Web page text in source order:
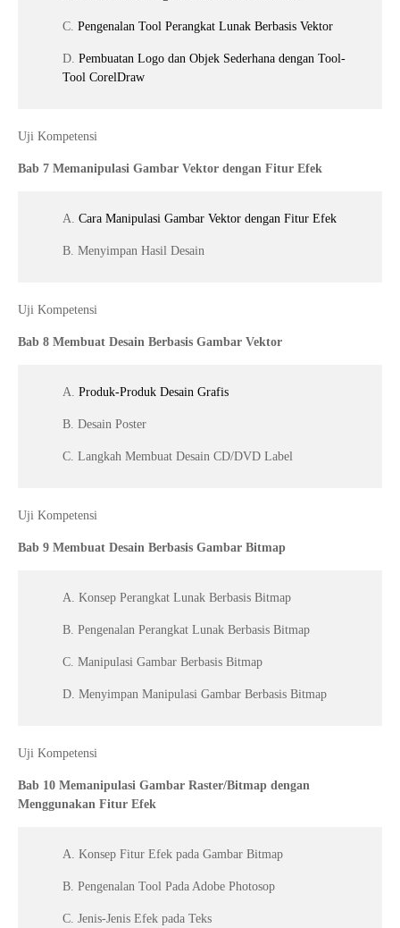
C. Pengenalan Tool Perangkat Lunak Berbasis Vektor
D. Pembuatan Logo dan Objek Sederhana dengan Tool-
Tool CorelDraw
Uji Kompetensi
Bab 7 Memanipulasi Gambar Vektor dengan Fitur Efek
A. Cara Manipulasi Gambar Vektor dengan Fitur Efek
B. Menyimpan Hasil Desain
Uji Kompetensi
Bab 8 Membuat Desain Berbasis Gambar Vektor
A. Produk-Produk Desain Grafis
B. Desain Poster
C. Langkah Membuat Desain CD/DVD Label
Uji Kompetensi
Bab 9 Membuat Desain Berbasis Gambar Bitmap
A. Konsep Perangkat Lunak Berbasis Bitmap
B. Pengenalan Perangkat Lunak Berbasis Bitmap
C. Manipulasi Gambar Berbasis Bitmap
D. Menyimpan Manipulasi Gambar Berbasis Bitmap
Uji Kompetensi
Bab 10 Memanipulasi Gambar Raster/Bitmap dengan
Menggunakan Fitur Efek
A. Konsep Fitur Efek pada Gambar Bitmap
B. Pengenalan Tool Pada Adobe Photosop
C. Jenis-Jenis Efek pada Teks